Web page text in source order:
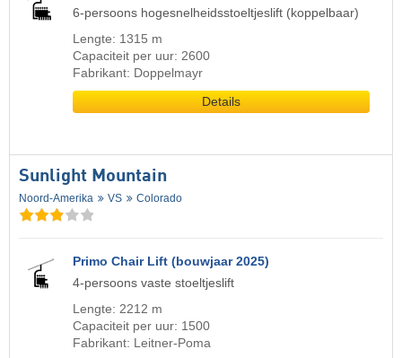
6-persoons hogesnelheidsstoeltjeslift (koppelbaar)
Lengte: 1315 m
Capaciteit per uur: 2600
Fabrikant: Doppelmayr
Details
Sunlight Mountain
Noord-Amerika VS Colorado
Primo Chair Lift (bouwjaar 2025)
4-persoons vaste stoeltjeslift
Lengte: 2212 m
Capaciteit per uur: 1500
Fabrikant: Leitner-Poma